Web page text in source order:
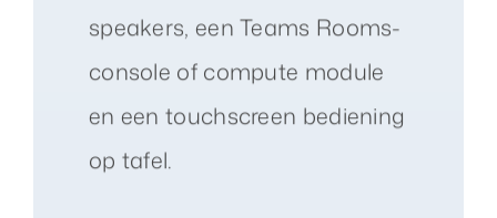
speakers, een Teams Rooms-
console of compute module
en een touchscreen bediening
op tafel.